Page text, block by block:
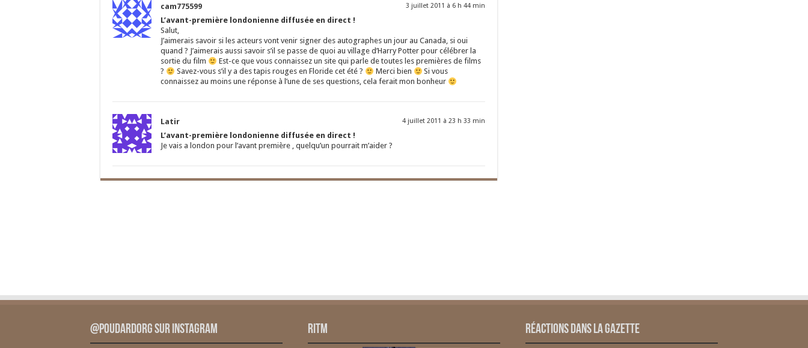
cam775599 3 juillet 2011 à 6 h 44 min
L’avant-première londonienne diffusée en direct !
Salut,
J’aimerais savoir si les acteurs vont venir signer des autographes un jour au Canada, si oui
quand ? J’aimerais aussi savoir s’il se passe de quoi au village d’Harry Potter pour célébrer la
sortie du film
Est-ce que vous connaissez un site qui parle de toutes les premières de films
?
Savez-vous s’il y a des tapis rouges en Floride cet été ? Merci bien
Si vous
connaissez au moins une réponse à l’une de ses questions, cela ferait mon bonheur
Latir 4 juillet 2011 à 23 h 33 min
L’avant-première londonienne diffusée en direct !
Je vais a london pour l’avant première , quelqu’un pourrait m’aider ?
@PoudardOrg sur Instagram RITM Réactions dans la gazette